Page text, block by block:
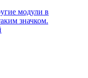
модули в
значком.